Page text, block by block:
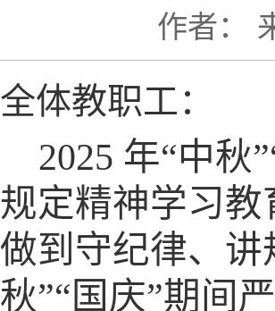
作者：
全体教职工：
2025 年“中秋
规定精神学习
做到守纪律、
秋”“国庆”期间